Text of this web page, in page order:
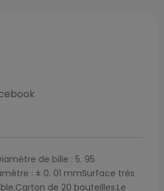
de bille : 5. 95
: ± 0. 01 mmSurface très
de 20 bouteilles.Le